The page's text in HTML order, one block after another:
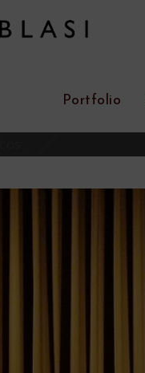
Portfolio